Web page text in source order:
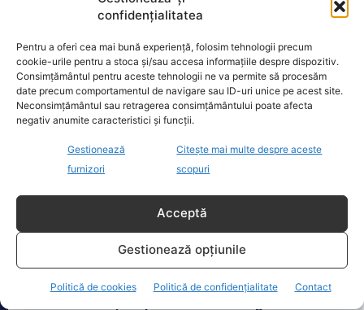
confidențialitatea
Pentru a oferi cea mai bună experiență, folosim tehnologii precum
cookie-urile pentru a stoca și/sau accesa informațiile despre dispozitiv.
Consimțământul pentru aceste tehnologii ne va permite să procesăm
date precum comportamentul de navigare sau ID-uri unice pe acest site.
Neconsimțământul sau retragerea consimțământului poate afecta
negativ anumite caracteristici și funcții.
Gestionează
furnizori
Citește mai multe despre aceste
scopuri
Acceptă
Gestionează opțiunile
Politică de cookies Politică de confidențialitate Contact
Cine este Petrică Paraschiv, campionul mondial care
execută 11 ani de…
Petrică Paraschiv, primul român care a
cucerit un titlu mondial la box
profesionist, este din nou în centrul
atenției după[...]
Ultimele știri